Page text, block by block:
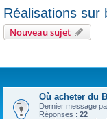
Réalisations sur
Nouveau sujet
Où acheter du
Dernier message
Réponses : 22